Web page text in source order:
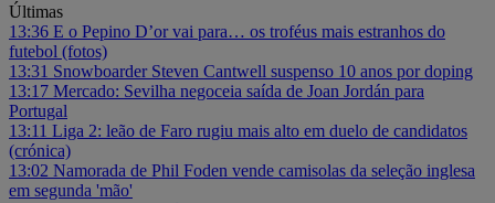
Últimas
13:36 E o Pepino D’or vai para… os troféus mais estranhos do
futebol (fotos)
13:31 Snowboarder Steven Cantwell suspenso 10 anos por doping
13:17 Mercado: Sevilha negoceia saída de Joan Jordán para
Portugal
13:11 Liga 2: leão de Faro rugiu mais alto em duelo de candidatos
(crónica)
13:02 Namorada de Phil Foden vende camisolas da seleção inglesa
em segunda 'mão'